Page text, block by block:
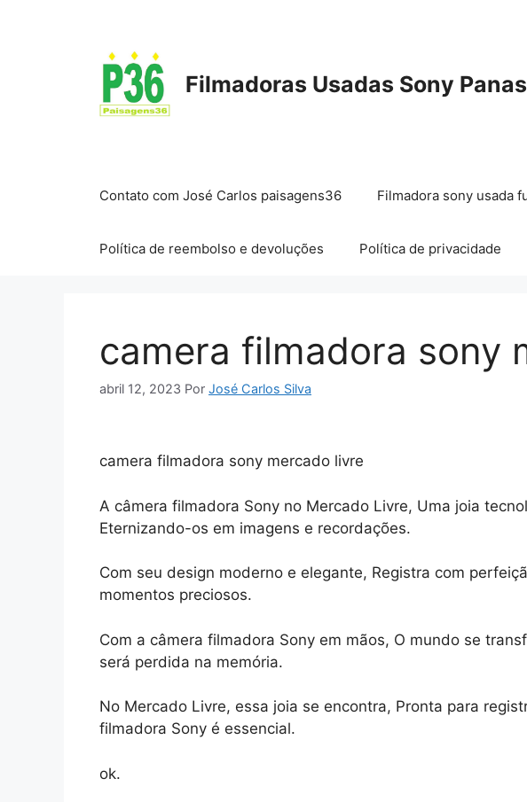
Filmadoras Usadas Sony
Contato com José Carlos paisagens36 Filmadora sony usada
Política de reembolso e devoluções Política de privacidade
camera filmadora sony
abril 12, 2023 Por José Carlos Silva
camera filmadora sony mercado livre
A câmera filmadora Sony no Mercado Livre, Uma joia
Eternizando-os em imagens e recordações.
Com seu design moderno e elegante, Registra com
momentos preciosos.
Com a câmera filmadora Sony em mãos, O mundo se
será perdida na memória.
No Mercado Livre, essa joia se encontra, Pronta para
filmadora Sony é essencial.
ok.